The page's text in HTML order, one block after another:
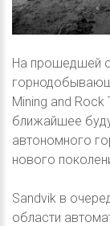
На прошедшей
Mining and Rock
ближайшее
автономного
нового
Sandvik в
области